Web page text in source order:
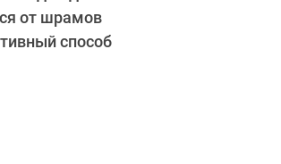
от шрамов
способ